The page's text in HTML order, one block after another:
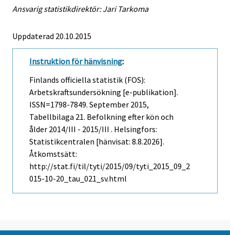
Ansvarig statistikdirektör: Jari Tarkoma
Uppdaterad 20.10.2015
Instruktion för hänvisning:
Finlands officiella statistik (FOS):
Arbetskraftsundersökning [e-publikation].
ISSN=1798-7849. September 2015,
Tabellbilaga 21. Befolkning efter kön och
ålder 2014/III - 2015/III . Helsingfors:
Statistikcentralen [hänvisat: 8.8.2026].
Åtkomstsätt:
http://stat.fi/til/tyti/2015/09/tyti_2015_09_2
015-10-20_tau_021_sv.html